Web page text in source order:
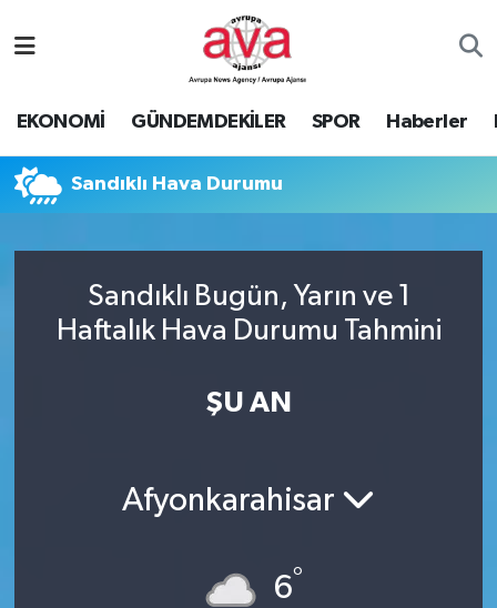
EKONOMİ GÜNDEMDEKİLER SPOR Haberler
Sandıklı Hava Durumu
Sandıklı Bugün, Yarın ve 1
Haftalık Hava Durumu Tahmini
ŞU AN
Afyonkarahisar
6°
Nöbetçi Eczaneler
Namaz Vakitleri
Trafik Durumu
Süper Lig Puan Durumu ve Fikstür